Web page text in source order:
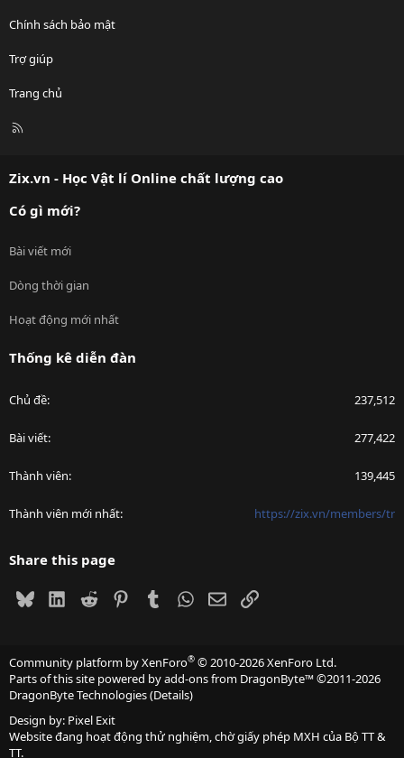
Chính sách bảo mật
Trợ giúp
Trang chủ
R
Zix.vn - Học Vật lí Online chất lượng cao
Có gì mới?
Bài viết mới
Dòng thời gian
Hoạt động mới nhất
Thống kê diễn đàn
Chủ đề 237,512
Bài viết 277,422
Thành viên 139,445
Thành viên mới nhất https://zix.vn/members/tr
Share this page
BlueskyLinkedIn
Reddit PinterestTumblrWhatsApp
EmailLink
Community platform by XenForo® © 2010-2026 XenForo Ltd.
Parts of this site powered byadd-ons from DragonByte™©2011-2026
DragonByte Technologies(Details)
Design by: Pixel Exit
Website đang hoạt động thử nghiệm, chờ giấy phép MXH của Bộ TT &
TT.